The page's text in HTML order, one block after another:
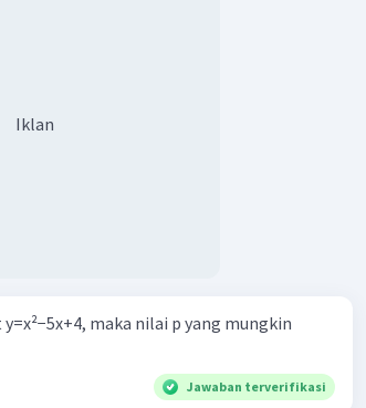
Iklan
maka nilai p yang mungkin
Jawaban terverifikasi